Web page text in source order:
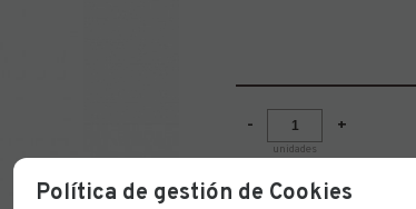
-
unidades
+
Política de gestión de Cookies